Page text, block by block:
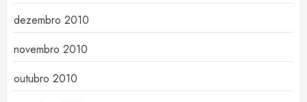
dezembro 2010
novembro 2010
outubro 2010